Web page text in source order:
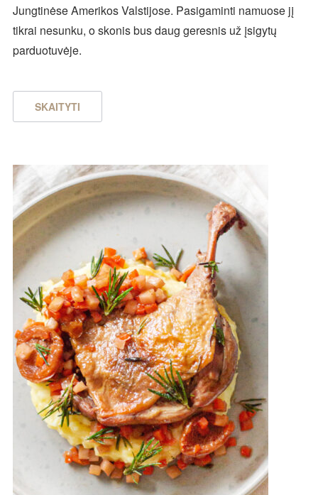
Jungtinėse Amerikos Valstijose. Pasigaminti namuose jį
tikrai nesunku, o skonis bus daug geresnis už įsigytų
parduotuvėje.
SKAITYTI